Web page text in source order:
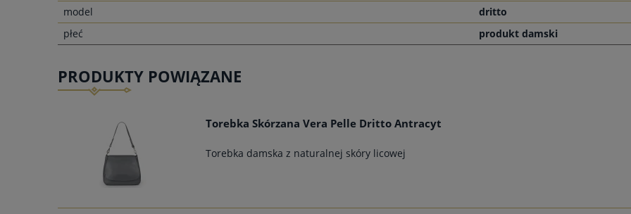
model
dritto
płeć
produkt damski
PRODUKTY POWIĄZANE
Torebka Skórzana Vera Pelle Dritto Antracyt
Torebka damska z naturalnej skóry licowej